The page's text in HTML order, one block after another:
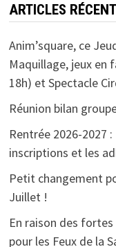
ARTICLES
Anim’square, ce
Maquillage, jeux en
18h) et Spectacle
Réunion bilan
Rentrée 2026-2027
inscriptions et les
Petit changement
Juillet !
En raison des
pour les Feux de la